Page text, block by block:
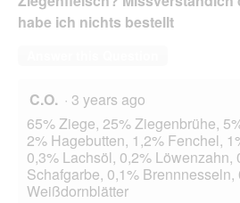
habe ich nichts bestellt
C.O. · 3 years ago
65% Ziege, 25% Ziegenbrühe,
2% Hagebutten, 1,2% Fenchel,
0,3% Lachsöl, 0,2% Löwenzahn,
Schafgarbe, 0,1% Brennnesseln,
Weißdornblätter